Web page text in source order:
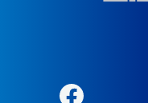
Facebook